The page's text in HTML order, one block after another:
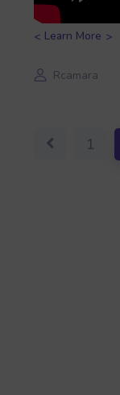
Learn More
Rcamara
1